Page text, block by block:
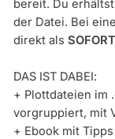
bereit. Du
der Datei. Bei
direkt als
DAS IST DABEI:
+ Plottdateien im
vorgruppiert, mit
+ Ebook mit